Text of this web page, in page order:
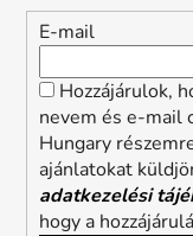
E-mail
Hozzájárulok,
nevem és e-mail
Hungary
ajánlatokat
adatkezelési
hogy a